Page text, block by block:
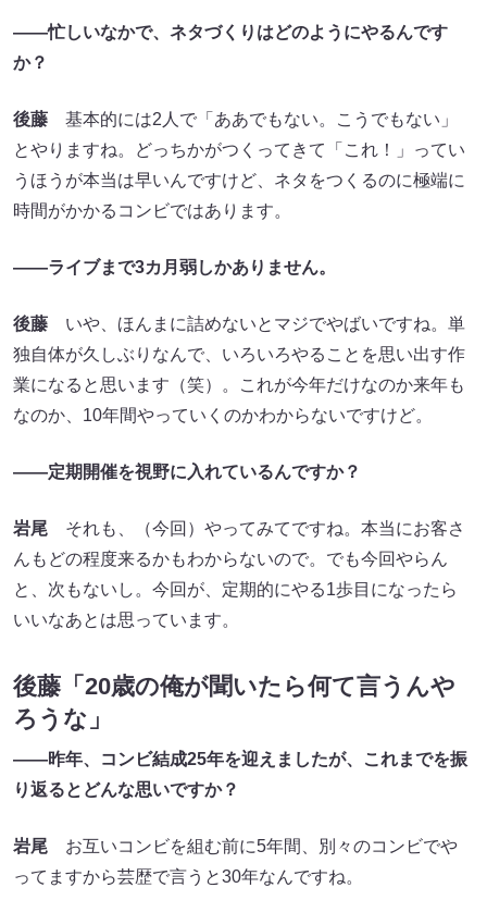
――忙しいなかで、ネタづくりはどのようにやるんです
か？
後藤 基本的には2人で「ああでもない。こうでもない」
とやりますね。どっちかがつくってきて「これ！」ってい
うほうが本当は早いんですけど、ネタをつくるのに極端に
時間がかかるコンビではあります。
――ライブまで3カ月弱しかありません。
後藤 いや、ほんまに詰めないとマジでやばいですね。単
独自体が久しぶりなんで、いろいろやることを思い出す作
業になると思います（笑）。これが今年だけなのか来年も
なのか、10年間やっていくのかわからないですけど。
――定期開催を視野に入れているんですか？
岩尾 それも、（今回）やってみてですね。本当にお客さ
んもどの程度来るかもわからないので。でも今回やらん
と、次もないし。今回が、定期的にやる1歩目になったら
いいなあとは思っています。
後藤「20歳の俺が聞いたら何て言うんや
ろうな」
――昨年、コンビ結成25年を迎えましたが、これまでを振
り返るとどんな思いですか？
岩尾 お互いコンビを組む前に5年間、別々のコンビでや
ってますから芸歴で言うと30年なんですね。